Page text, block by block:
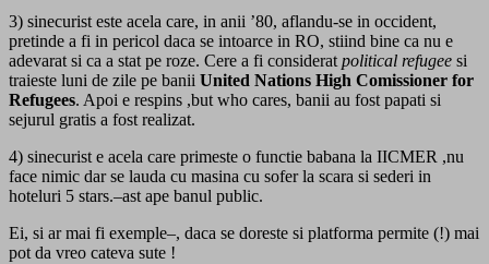
3) sinecurist este acela care, in anii ’80, aflandu-se in occident,
pretinde a fi in pericol daca se intoarce in RO, stiind bine ca nu e
adevarat si ca a stat pe roze. Cere a fi considerat political refugee si
traieste luni de zile pe banii United Nations High Comissioner for
Refugees. Apoi e respins ,but who cares, banii au fost papati si
sejurul gratis a fost realizat.
4) sinecurist e acela care primeste o functie babana la IICMER ,nu
face nimic dar se lauda cu masina cu sofer la scara si sederi in
hoteluri 5 stars.–ast ape banul public.
Ei, si ar mai fi exemple–, daca se doreste si platforma permite (!) mai
pot da vreo cateva sute !